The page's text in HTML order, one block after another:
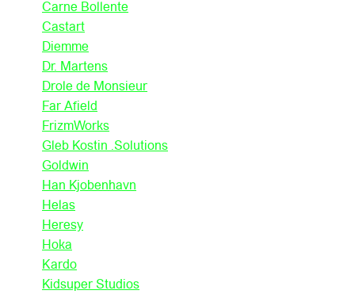
Carne Bollente
Castart
Diemme
Dr. Martens
Drole de Monsieur
Far Afield
FrizmWorks
Gleb Kostin .Solutions
Goldwin
Han Kjobenhavn
Helas
Heresy
Hoka
Kardo
Kidsuper Studios